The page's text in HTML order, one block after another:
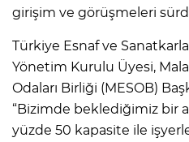
girişim ve görüşmeleri
Türkiye Esnaf ve
Yönetim Kurulu Üyesi,
Odaları Birliği (MESOB)
“Bizimde beklediğimiz bir
yüzde 50 kapasite ile